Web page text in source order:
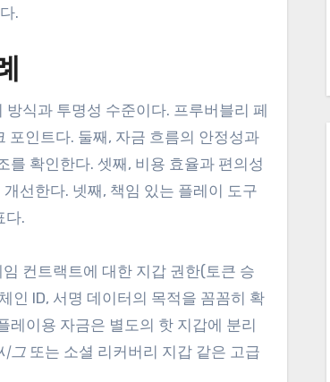
.
방식과 투명성 수준이다. 프루버블리 페
포인트다. 둘째, 자금 흐름의 안정성과
를 확인한다. 셋째, 비용 효율과 편의성
선한다. 넷째, 책임 있는 플레이 도구
다.
컨트랙트에 대한 지갑 권한(토큰 승
인 ID, 서명 데이터의 목적을 꼼꼼히 확
레이용 자금은 별도의 핫 지갑에 분리
그 또는 소셜 리커버리 지갑 같은 고급